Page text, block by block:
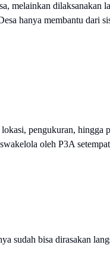
melainkan dilaksanakan
hanya membantu dari
pengukuran, hingga
oleh P3A
sudah bisa dirasakan